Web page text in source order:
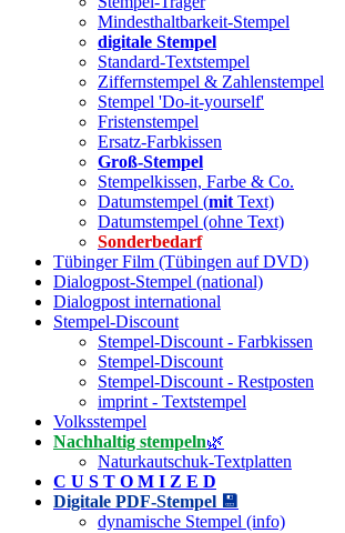
Mindesthaltbarkeit-Stempel
digitale Stempel
Standard-Textstempel
Ziffernstempel & Zahlenstempel
Stempel 'Do-it-yourself'
Fristenstempel
Ersatz-Farbkissen
Groß-Stempel
Stempelkissen, Farbe & Co.
Datumstempel (mit Text)
Datumstempel (ohne Text)
Sonderbedarf
Tübinger Film (Tübingen auf DVD)
Dialogpost-Stempel (national)
Dialogpost international
Stempel-Discount
Stempel-Discount - Farbkissen
Stempel-Discount
Stempel-Discount - Restposten
imprint - Textstempel
Volksstempel
Nachhaltig stempeln🌿
Naturkautschuk-Textplatten
C U S T O M I Z E D
Digitale PDF-Stempel 💾
dynamische Stempel (info)